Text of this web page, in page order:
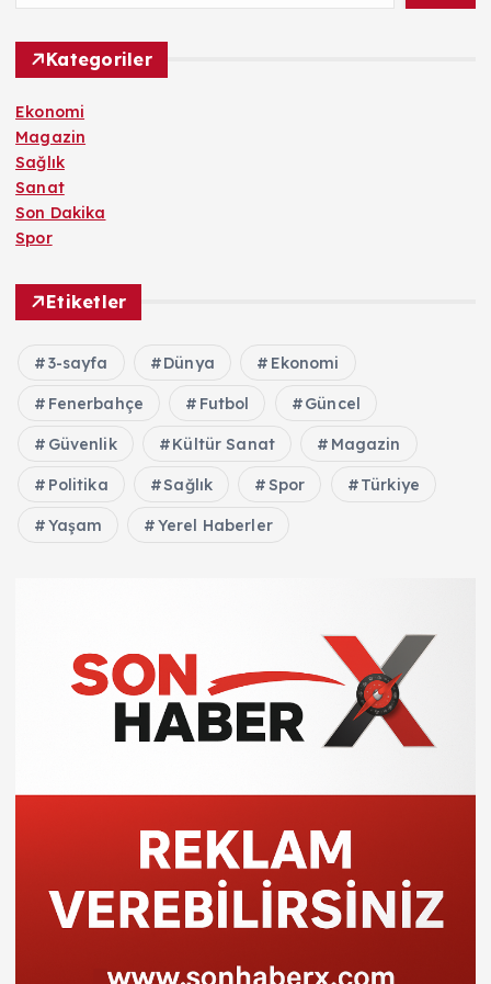
Kategoriler
Ekonomi
Magazin
Sağlık
Sanat
Son Dakika
Spor
Etiketler
3-sayfa Dünya Ekonomi
Fenerbahçe Futbol Güncel
Güvenlik Kültür Sanat Magazin
Politika Sağlık Spor Türkiye
Yaşam Yerel Haberler